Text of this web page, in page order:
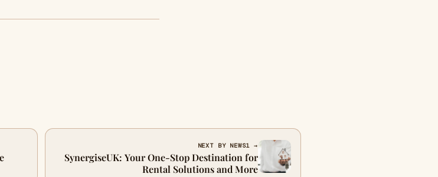
NEXT BY NEWS1 →
SynergiseUK: Your One-Stop Destination for
Rental Solutions and More